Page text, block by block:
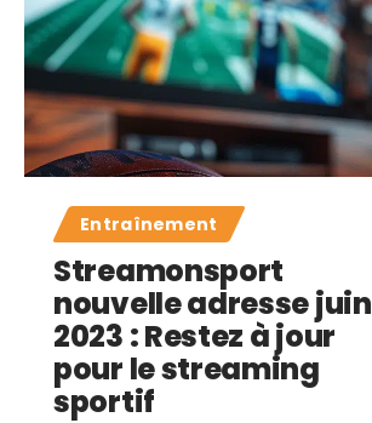
Entraînement
Streamonsport
nouvelle adresse juin
2023 : Restez à jour
pour le streaming
sportif